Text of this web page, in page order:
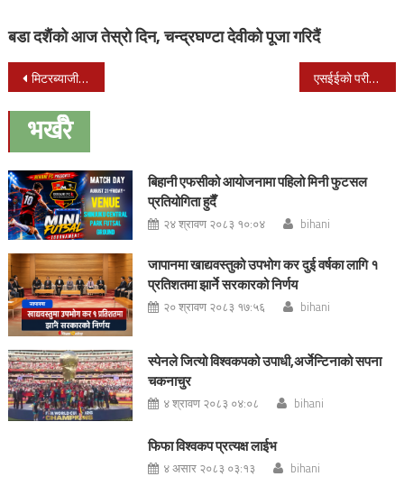
बडा दशैंको आज तेस्रो दिन, चन्द्रघण्टा देवीको पूजा गरिदैं
Post
navigation
मिटरब्याजीकाविरुद्धको प्रतिस्थापन विधेयक पास गर्न नदिन प्रतिपक्षले संसद अवरोध गरे : प्रधानमन्त्री दाहाल एसईईको परीक्षाफल सर्वजनिक
भर्खरै
बिहानी एफसीको आयोजनामा पहिलो मिनी फुटसल
प्रतियोगिता हुदैँ
२४ श्रावण २०८३ १०:०४ bihani
जापानमा खाद्यवस्तुको उपभोग कर दुई वर्षका लागि १
प्रतिशतमा झार्ने सरकारको निर्णय
२० श्रावण २०८३ १७:५६ bihani
स्पेनले जित्यो विश्वकपको उपाधी,अर्जेन्टिनाको सपना
चकनाचुर
४ श्रावण २०८३ ०४:०८ bihani
फिफा विश्वकप प्रत्यक्ष लाईभ
४ असार २०८३ ०३:१३ bihani